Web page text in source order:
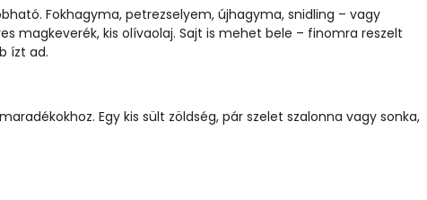
Fokhagyma, petrezselyem, újhagyma, snidling – vagy
magkeverék, kis olívaolaj. Sajt is mehet bele – finomra reszelt
ízt ad.
Egy kis sült zöldség, pár szelet szalonna vagy sonka,